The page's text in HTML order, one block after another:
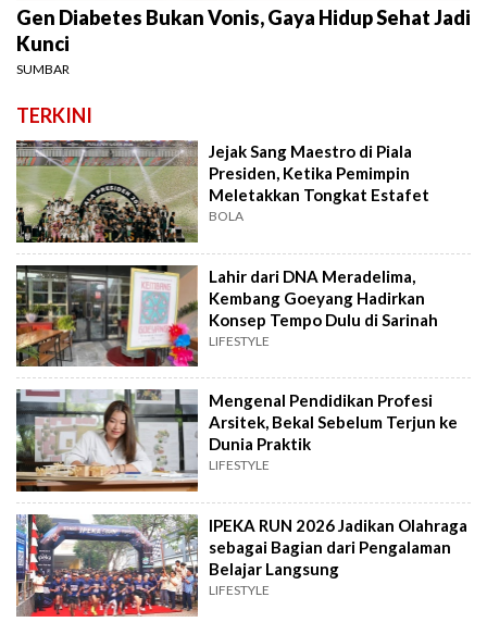
Gen Diabetes Bukan Vonis, Gaya Hidup Sehat Jadi
Kunci
SUMBAR
TERKINI
Jejak Sang Maestro di Piala
Presiden, Ketika Pemimpin
Meletakkan Tongkat Estafet
BOLA
Lahir dari DNA Meradelima,
Kembang Goeyang Hadirkan
Konsep Tempo Dulu di Sarinah
LIFESTYLE
Mengenal Pendidikan Profesi
Arsitek, Bekal Sebelum Terjun ke
Dunia Praktik
LIFESTYLE
IPEKA RUN 2026 Jadikan Olahraga
sebagai Bagian dari Pengalaman
Belajar Langsung
LIFESTYLE